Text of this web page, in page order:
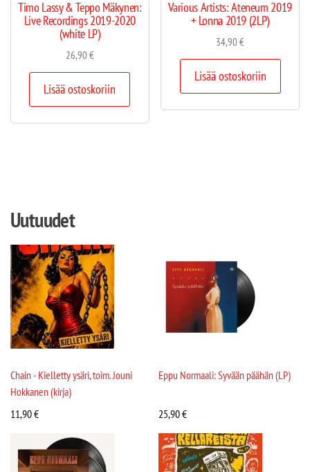
Timo Lassy & Teppo Mäkynen:
Live Recordings 2019-2020
(white LP)
26,90€
Lisää ostoskoriin
Various Artists: Ateneum 2019
+ Lonna 2019 (2LP)
34,90€
Lisää ostoskoriin
Uutuudet
Chain - Kielletty ysäri, toim. Jouni
Hokkanen (kirja)
11,90€
Eppu Normaali: Syvään päähän (LP)
25,90€